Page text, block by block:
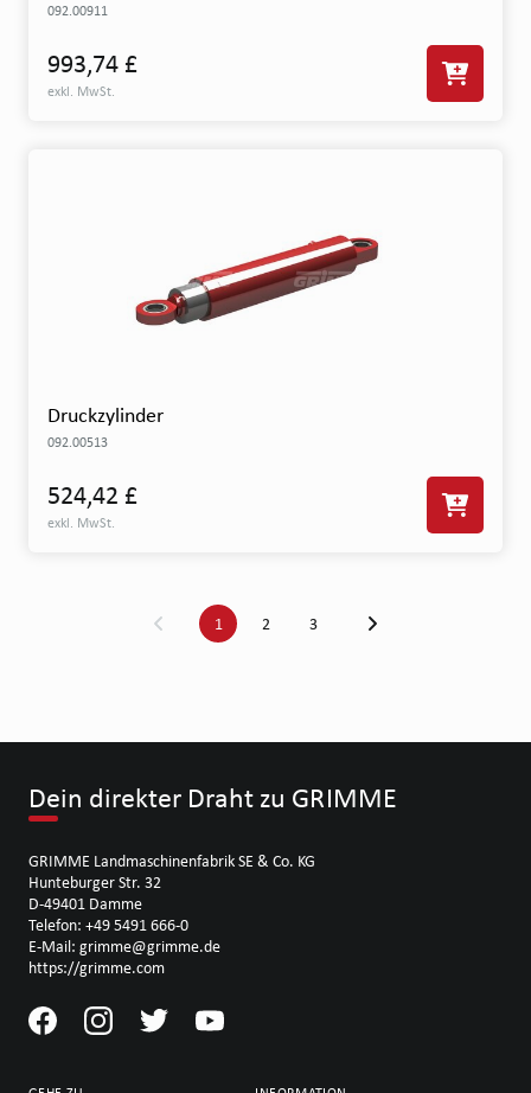
092.00911
993,74 £
exkl. MwSt.
Druckzylinder
092.00513
524,42 £
exkl. MwSt.
1 2 3
Dein direkter Draht zu GRIMME
GRIMME Landmaschinenfabrik SE & Co. KG
Hunteburger Str. 32
D-49401 Damme
Telefon: +49 5491 666-0
E-Mail: grimme@grimme.de
https://grimme.com